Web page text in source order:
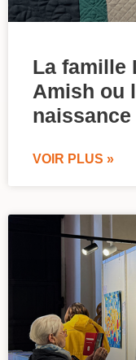
La famille
Amish ou
VOIR PLUS »